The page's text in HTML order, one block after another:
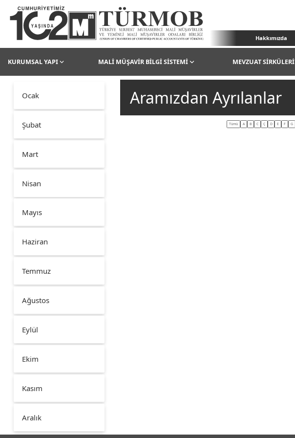
Hakkımızda
KURUMSAL YAPI MALİ MÜŞAVİR BİLGİ SİSTEMİ MEVZUAT SİRKÜLERİ
Ocak
Şubat
Mart
Nisan
Mayıs
Haziran
Temmuz
Ağustos
Eylül
Ekim
Kasım
Aralık
Aramızdan Ayrılanlar
Tümü A B C Ç D E F G